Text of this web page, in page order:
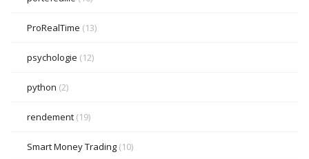
ProRealTime (13)
psychologie (12)
python (2)
rendement (19)
Smart Money Trading (10)